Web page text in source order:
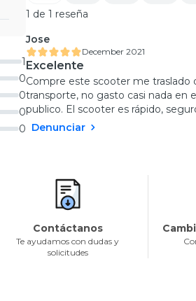
1
0
0
0
0
1 de 1 reseña
Jose
December 2021
Excelente
Compre este scooter me traslado
transporte, no gasto casi nada
publico. El scooter es rápido,
Denunciar
Contáctanos
Te ayudamos con dudas y
solicitudes